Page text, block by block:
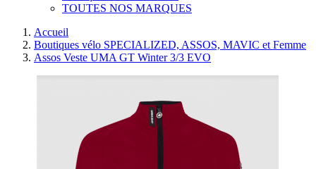
TOUTES NOS MARQUES
Accueil
Boutiques vélo SPECIALIZED, ASSOS, MAVIC et Femme
Assos Veste UMA GT Winter 3/3 EVO